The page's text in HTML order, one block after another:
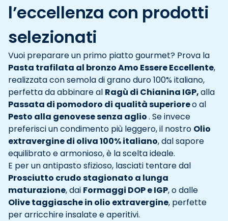
l’eccellenza con prodotti
selezionati
Vuoi preparare un primo piatto gourmet? Prova la
Pasta trafilata al bronzo Amo Essere Eccellente,
realizzata con semola di grano duro 100% italiano,
perfetta da abbinare al Ragù di Chianina IGP,alla
Passata di pomodoro di qualità superioreo al
Pesto alla genovese senza aglio. Se invece
preferisci un condimento più leggero, il nostro Olio
extravergine di oliva 100% italiano, dal sapore
equilibrato e armonioso, è la scelta ideale.
E per un antipasto sfizioso, lasciati tentare dal
Prosciutto crudo stagionato a lunga
maturazione, dai Formaggi DOP e IGP, o dalle
Olive taggiasche in olio extravergine, perfette
per arricchire insalate e aperitivi.